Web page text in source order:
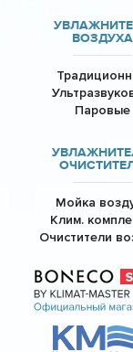
ВОЗДУХА
Паровые
Мойка
Клим.
Очистители